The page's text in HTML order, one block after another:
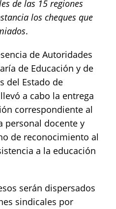
p
y
Li
n
k
a
re
de las 15 regiones
los cheques que
.
de Autoridades
de Educación y de
del Estado de
llevó a cabo la entrega
correspondiente al
personal docente y
de reconocimiento al
a la educación
serán dispersados
sindicales por